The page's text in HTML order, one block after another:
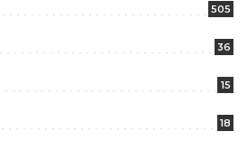
505
36
15
18